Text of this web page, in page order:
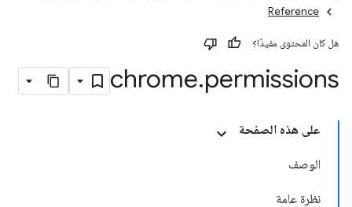
Reference
هل كان المحتوى مفيدًا؟
chrome.permissions
على هذه الصفحة
الوصف
نظرة عامة